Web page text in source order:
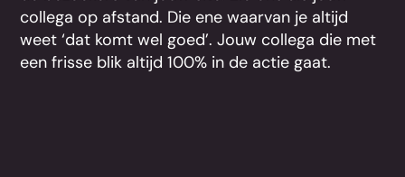
collega op afstand. Die ene waarvan je altijd
weet ‘dat komt wel goed’. Jouw collega die met
een frisse blik altijd 100% in de actie gaat.